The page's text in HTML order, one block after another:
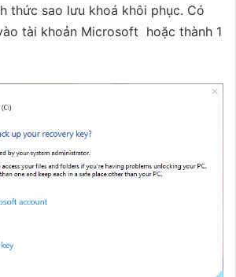
thức sao lưu khoá khôi phục. Có
tài khoản Microsoft hoặc thành 1